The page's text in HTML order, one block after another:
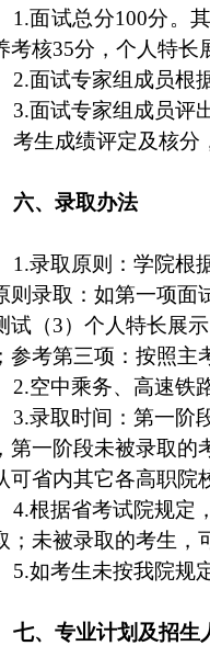
1.面试总分100分。
考核35分，个人特长
2.面试专家组成员根
3.面试专家组成员评
考生成绩评定及核分
六、录取办法
1.录取原则：学院根
则录取：如第一项面
试（3）个人特长展
参考第三项：按照主
2.空中乘务、高速铁
3.录取时间：第一阶
第一阶段未被录取的
可省内其它各高职院
4.根据省考试院规定
；未被录取的考生，
5.如考生未按我院规
七、专业计划及招生